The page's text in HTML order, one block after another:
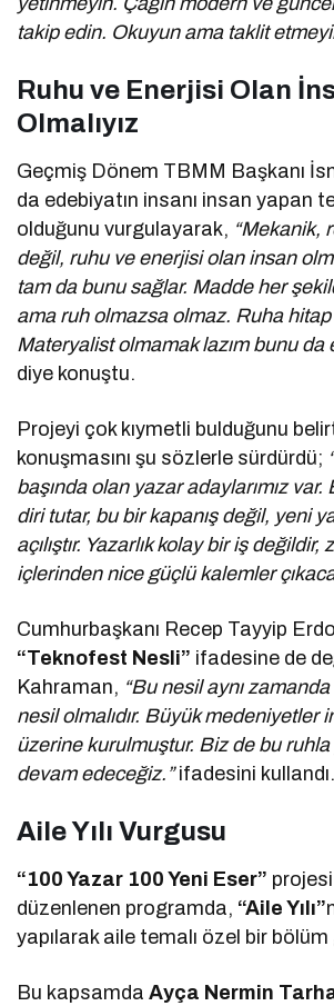
takip edin. Okuyun ama taklit
Ruhu ve Enerjisi Olan
Olmalıyız
Geçmiş Dönem TBMM Başkanı
da edebiyatın insanı insan yapan
olduğunu vurgulayarak, “Mekanik,
değil, ruhu ve enerjisi olan insan
tam da bunu sağlar. Madde her
ama ruh olmazsa olmaz. Ruha
Materyalist olmamak lazım bunu da
diye konuştu.
Projeyi çok kıymetli bulduğunu
konuşmasını şu sözlerle sürdürdü;
başında olan yazar adaylarımız
diri tutar, bu bir kapanış değil, yeni
açılıştır. Yazarlık kolay bir iş
içlerinden nice güçlü kalemler
Cumhurbaşkanı Recep Tayyip
“Teknofest Nesli” ifadesine de
Kahraman, “Bu nesil aynı
nesil olmalıdır. Büyük medeniyetler
üzerine kurulmuştur. Biz de bu
devam edeceğiz.”ifadesini kullandı.
Aile Yılı Vurgusu
“100 Yazar 100 Yeni Eser”
düzenlenen programda, “Aile Yılı”
yapılarak aile temalı özel bir
Bu kapsamdaAyça Nermin